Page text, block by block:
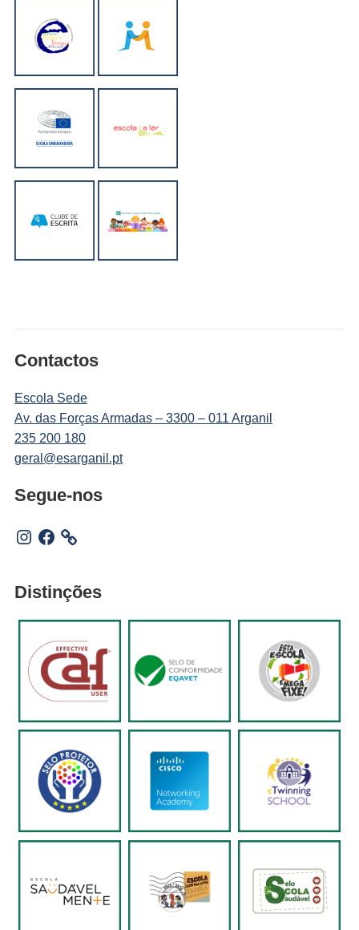
Contactos
Escola Sede
Av. das Forças Armadas – 3300 – 011 Arganil
235 200 180
geral@esarganil.pt
Segue-nos
Instagram
Facebook
Distinções